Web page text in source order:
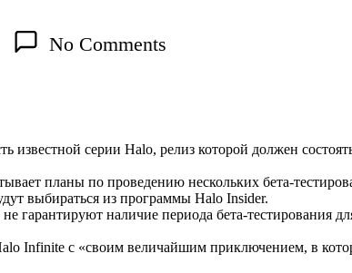
No Comments
известной серии Halo, релиз которой должен
планы по проведению нескольких бета-
выбираться из программы Halo Insider.
гарантируют наличие периода бета-тестирования
Infinite с «своим величайшим приключением, в